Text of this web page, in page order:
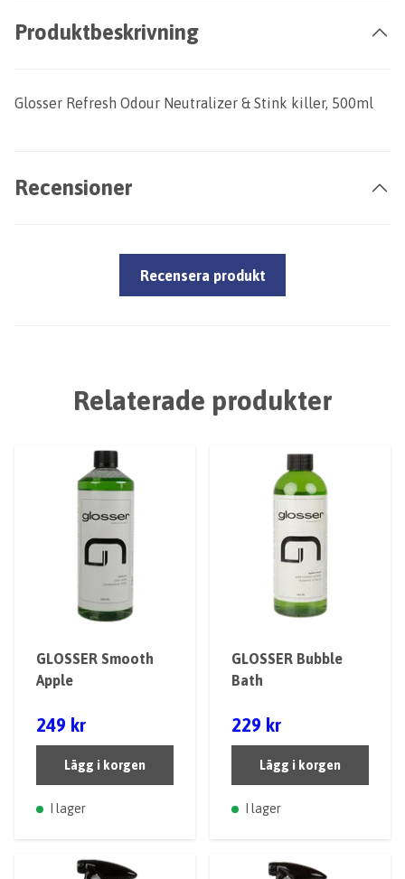
Produktbeskrivning
Glosser Refresh Odour Neutralizer & Stink killer, 500ml
Recensioner
Recensera produkt
Relaterade produkter
GLOSSER Smooth
Apple
249 kr
Lägg i korgen
I lager
GLOSSER Bubble
Bath
229 kr
Lägg i korgen
I lager